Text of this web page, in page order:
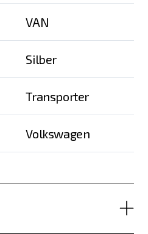
VAN
Silber
Transporter
Volkswagen